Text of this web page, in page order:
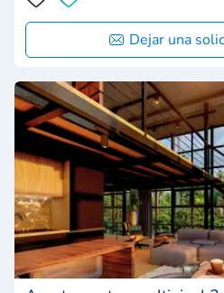
Dejar una